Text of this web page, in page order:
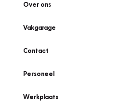
Over ons
Vakgarage
Contact
Personeel
Werkplaats